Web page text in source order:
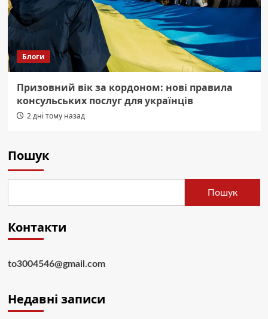
Блоги
Призовний вік за кордоном: нові правила
консульських послуг для українців
2 дні тому назад
Пошук
Пошук
Контакти
to3004546@gmail.com
Недавні записи